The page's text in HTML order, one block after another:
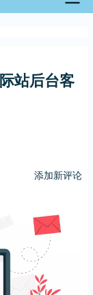
站后台客
添加新评论